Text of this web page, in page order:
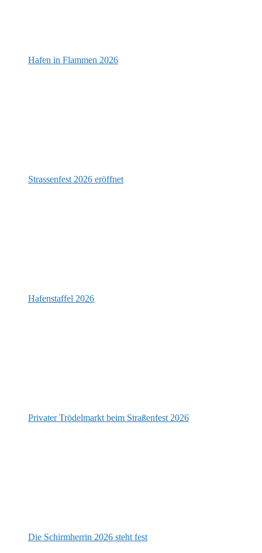
Hafen in Flammen 2026
Strassenfest 2026 eröffnet
Hafenstaffel 2026
Privater Trödelmarkt beim Straßenfest 2026
Die Schirmherrin 2026 steht fest